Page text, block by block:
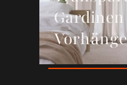
Vorhänge